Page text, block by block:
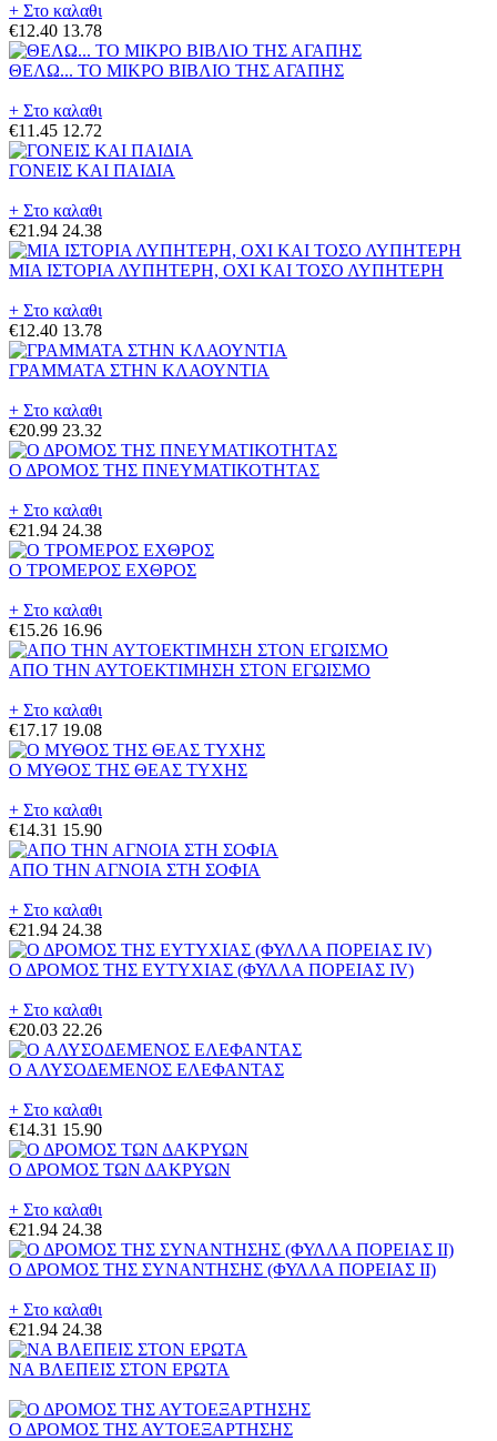
+ Στο καλαθι
€12.40 13.78
ΘΕΛΩ... ΤΟ ΜΙΚΡΟ ΒΙΒΛΙΟ ΤΗΣ ΑΓΑΠΗΣ
+ Στο καλαθι
€11.45 12.72
ΓΟΝΕΙΣ ΚΑΙ ΠΑΙΔΙΑ
+ Στο καλαθι
€21.94 24.38
ΜΙΑ ΙΣΤΟΡΙΑ ΛΥΠΗΤΕΡΗ, ΟΧΙ ΚΑΙ ΤΟΣΟ ΛΥΠΗΤΕΡΗ
+ Στο καλαθι
€12.40 13.78
ΓΡΑΜΜΑΤΑ ΣΤΗΝ ΚΛΑΟΥΝΤΙΑ
+ Στο καλαθι
€20.99 23.32
Ο ΔΡΟΜΟΣ ΤΗΣ ΠΝΕΥΜΑΤΙΚΟΤΗΤΑΣ
+ Στο καλαθι
€21.94 24.38
Ο ΤΡΟΜΕΡΟΣ ΕΧΘΡΟΣ
+ Στο καλαθι
€15.26 16.96
ΑΠΟ ΤΗΝ ΑΥΤΟΕΚΤΙΜΗΣΗ ΣΤΟΝ ΕΓΩΙΣΜΟ
+ Στο καλαθι
€17.17 19.08
Ο ΜΥΘΟΣ ΤΗΣ ΘΕΑΣ ΤΥΧΗΣ
+ Στο καλαθι
€14.31 15.90
ΑΠΟ ΤΗΝ ΑΓΝΟΙΑ ΣΤΗ ΣΟΦΙΑ
+ Στο καλαθι
€21.94 24.38
Ο ΔΡΟΜΟΣ ΤΗΣ ΕΥΤΥΧΙΑΣ (ΦΥΛΛΑ ΠΟΡΕΙΑΣ IV)
+ Στο καλαθι
€20.03 22.26
Ο ΑΛΥΣΟΔΕΜΕΝΟΣ ΕΛΕΦΑΝΤΑΣ
+ Στο καλαθι
€14.31 15.90
Ο ΔΡΟΜΟΣ ΤΩΝ ΔΑΚΡΥΩΝ
+ Στο καλαθι
€21.94 24.38
Ο ΔΡΟΜΟΣ ΤΗΣ ΣΥΝΑΝΤΗΣΗΣ (ΦΥΛΛΑ ΠΟΡΕΙΑΣ II)
+ Στο καλαθι
€21.94 24.38
ΝΑ ΒΛΕΠΕΙΣ ΣΤΟΝ ΕΡΩΤΑ
Ο ΔΡΟΜΟΣ ΤΗΣ ΑΥΤΟΕΞΑΡΤΗΣΗΣ